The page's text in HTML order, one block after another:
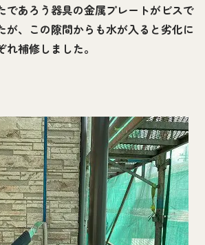
であろう器具の金属プレートがビスで
が、この隙間からも水が入ると劣化に
補修しました。